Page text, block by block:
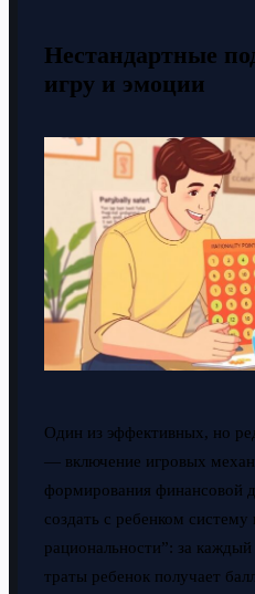
Нестандартные
игру и эмоции
Один из эффективных, но
— включение игровых
формирования финансовой
создать с ребенком систему
рациональности”: за
траты ребенок получает